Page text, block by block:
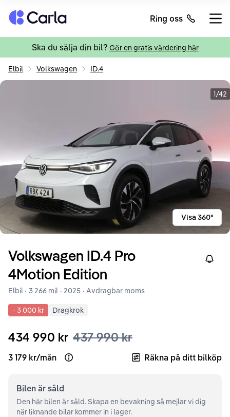
Tillbaka till startsidan Ring oss
Ska du sälja din bil? Gör en gratis värdering här
Elbil Volkswagen ID.4
1/42
Visa 360°
Volkswagen ID.4 Pro
4Motion Edition
Right
Elbil · 3 266 mil · 2025 · Avdragbar moms
- 3 000 kr Dragkrok
434 990 kr 437 990 kr
3 179 kr/mån Open loan example Räkna på ditt bilköp
Bilen är såld
Den här bilen är såld. Skapa en bevakning så mejlar vi dig
när liknande bilar kommer in i lager.